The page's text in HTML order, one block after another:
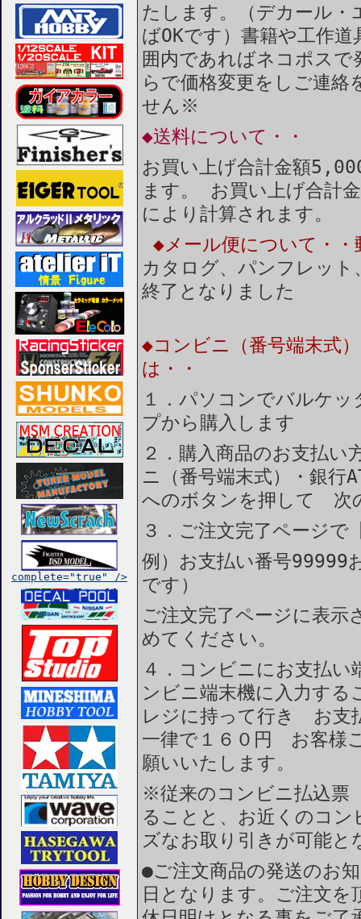
complete="true" />
たします。（デカール・
ばOKです）書籍や工作
囲内であればネコポス
らで価格変更をしご連
せん※
◆送料について・・
お買い上げ合計金額
ます。 お買い上げ合計
により計算されます。
◆メール便について・・
カタログ、パンフレッ
終了となりました
◆コンビニ（番号端末式
は・・
１．パソコンでバルケッ
プから購入します
２．購入商品のお支払
ニ（番号端末式）・銀
へのボタンを押して 次
３．ご注文完了ページで
例）お支払い番号
です）
ご注文完了ページに表
めてください。
４．コンビニにお支払
ンビニ端末機に入力す
レジに持って行き お支
一律で１６０円 お客様
願いいたします。
※従来のコンビニ払込票
ることと、お近くのコ
ズなお取り引きが可能
●ご注文商品の発送のお
日となります。ご注文を